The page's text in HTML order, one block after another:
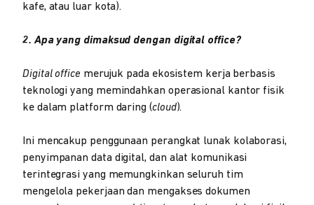
kafe, atau luar kota).
2. Apa yang dimaksud dengan digital office?
Digital office merujuk pada ekosistem kerja berbasis
teknologi yang memindahkan operasional kantor fisik
ke dalam platform daring (cloud).
Ini mencakup penggunaan perangkat lunak kolaborasi,
penyimpanan data digital, dan alat komunikasi
terintegrasi yang memungkinkan seluruh tim
mengelola pekerjaan dan mengakses dokumen